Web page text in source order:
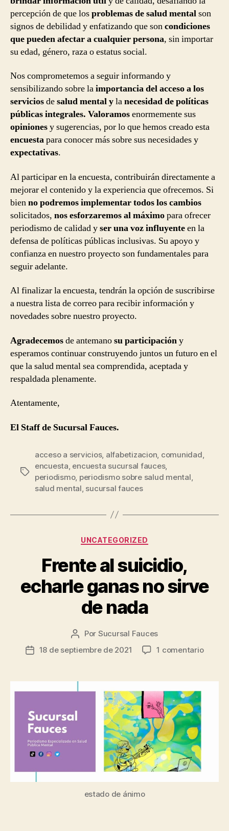
percepción de que losproblemas de salud mentalson
signos de debilidad y enfatizando que soncondiciones
que pueden afectar a cualquier persona, sin importar
su edad, género, raza o estatus social.
Nos comprometemos a seguir informando y
sensibilizando sobre laimportancia del acceso a los
serviciosdesalud mentalylanecesidad de políticas
públicas integrales. Valoramosenormemente sus
opinionesy sugerencias, por lo que hemos creado esta
encuestapara conocer más sobre sus necesidades y
expectativas.
Al participar en la encuesta, contribuirán directamente a
mejorar el contenido y la experiencia que ofrecemos. Si
bienno podremos implementar todos los cambios
solicitados, nos esforzaremos al máximopara ofrecer
periodismo de calidad yser una voz influyenteen la
defensa de políticas públicas inclusivas. Su apoyo y
confianza en nuestro proyecto son fundamentales para
seguir adelante.
Al finalizar la encuesta, tendrán la opción de suscribirse
a nuestra lista de correo para recibir información y
novedades sobre nuestro proyecto.
Agradecemosde antemanosu participacióny
esperamos continuar construyendo juntos un futuro en el
que la salud mental sea comprendida, aceptada y
respaldada plenamente.
Atentamente,
El Staff de Sucursal Fauces.
Etiquetas
acceso a servicios, alfabetizacion comunidad
encuesta encuesta sucursal fauces,
periodismo, periodismo sobre salud mental
salud mental sucursal fauces
Categorías
UNCATEGORIZED
Frente al suicidio,
echarle ganas no sirve
de nada
Autor
de
Por Sucursal Fauces
Fecha
entrada
18 de septiembre de 2021 1 comentarioen
estado de ánimo